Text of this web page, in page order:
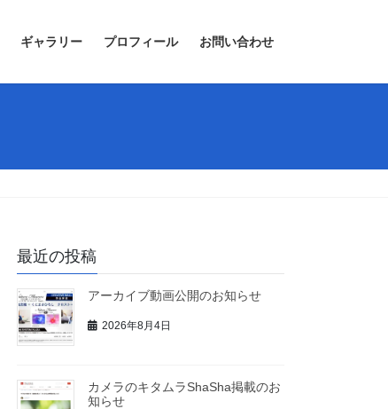
ギャラリー プロフィール お問い合わせ
最近の投稿
アーカイブ動画公開のお知らせ
2026年8月4日
カメラのキタムラShaSha掲載のお
知らせ